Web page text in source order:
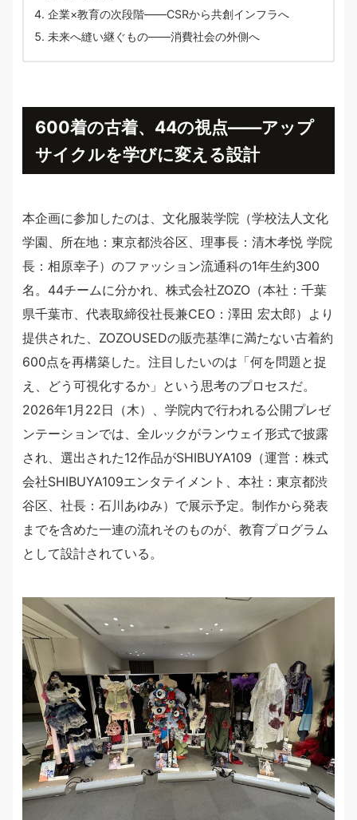
企業×教育の次段階――CSRから共創インフラへ
未来へ縫い継ぐもの――消費社会の外側へ
600着の古着、44の視点――アップ
サイクルを学びに変える設計
本企画に参加したのは、文化服装学院（学校法人文化
学園、所在地：東京都渋谷区、理事長：清木孝悦 学院
長：相原幸子）のファッション流通科の1年生約300
名。44チームに分かれ、株式会社ZOZO（本社：千葉
県千葉市、代表取締役社長兼CEO：澤田 宏太郎）より
提供された、ZOZOUSEDの販売基準に満たない古着約
600点を再構築した。注目したいのは「何を問題と捉
え、どう可視化するか」という思考のプロセスだ。
2026年1月22日（木）、学院内で行われる公開プレゼ
ンテーションでは、全ルックがランウェイ形式で披露
され、選出された12作品がSHIBUYA109（運営：株式
会社SHIBUYA109エンタテイメント、本社：東京都渋
谷区、社長：石川あゆみ）で展示予定。制作から発表
までを含めた一連の流れそのものが、教育プログラム
として設計されている。